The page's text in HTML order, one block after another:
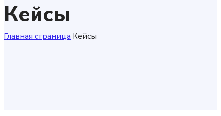
Кейсы
Главная страница Кейсы